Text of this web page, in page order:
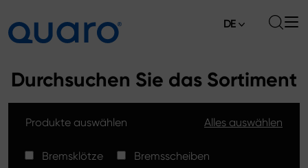
Bremsklötze
Bremsscheiben High Carbon
Aktuelles
Verkaufsstellen
DE
Durchsuchen Sie das Sortiment
Produkte auswählen Alles auswählen
Bremsklötze
Bremsscheiben